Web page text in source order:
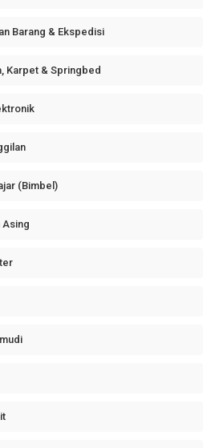
Barang & Ekspedisi
Karpet & Springbed
(Bimbel)
Asing